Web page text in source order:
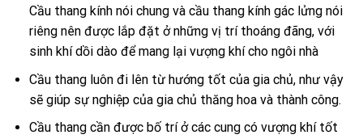
Cầu thang kính nói chung và cầu thang kính gác lửng nói
riêng nên được lắp đặt ở những vị trí thoáng đãng, với
sinh khí dồi dào để mang lại vượng khí cho ngôi nhà
Cầu thang luôn đi lên từ hướng tốt của gia chủ, như vậy
sẽ giúp sự nghiệp của gia chủ thăng hoa và thành công.
Cầu thang cần được bố trí ở các cung có vượng khí tốt